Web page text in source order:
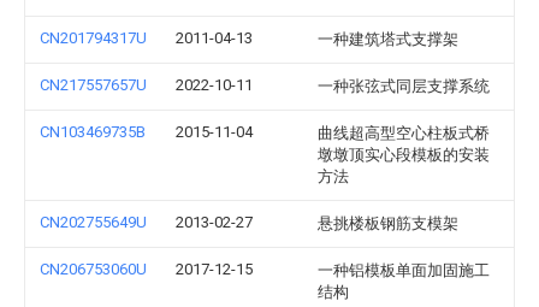
CN201794317U 2011-04-13 一种建筑塔式支撑架
CN217557657U 2022-10-11 一种张弦式同层支撑系统
CN103469735B 2015-11-04
曲线超高型空心柱板式桥
墩墩顶实心段模板的安装
方法
CN202755649U 2013-02-27 悬挑楼板钢筋支模架
CN206753060U 2017-12-15
一种铝模板单面加固施工
结构